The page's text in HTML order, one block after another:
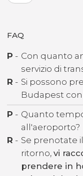
FAQ
P - Con quanto
servizio di
R - Si possono
Budapest
P - Quanto
all'aeroporto?
R - Se prenotate
ritorno, vi
prendere in